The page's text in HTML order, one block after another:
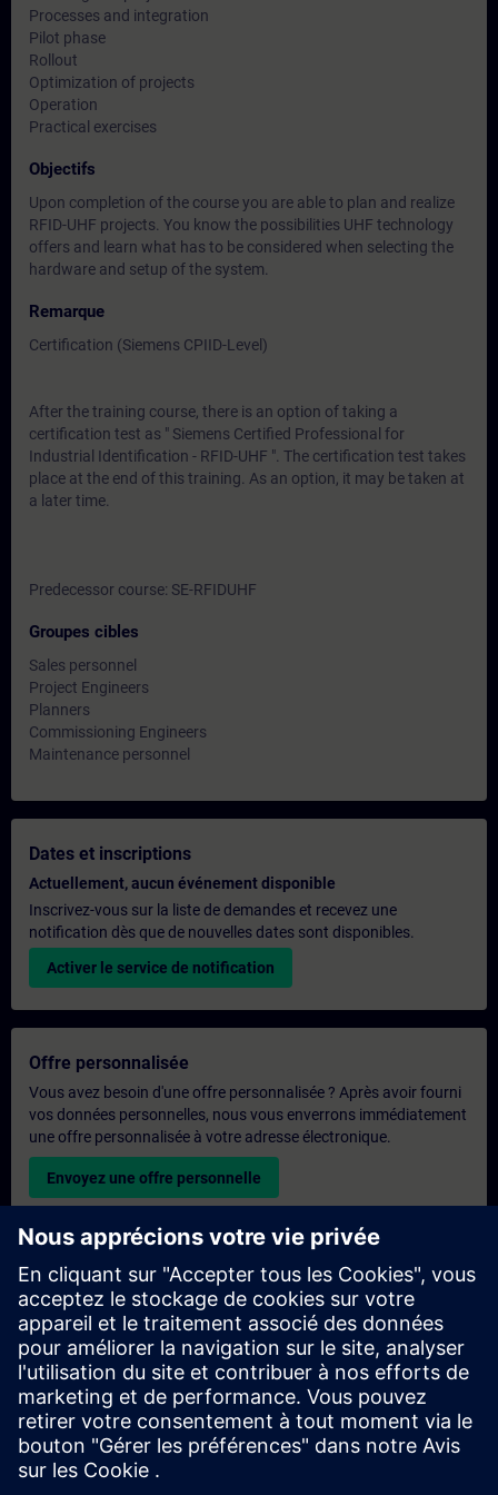
Processes and integration
Pilot phase
Rollout
Optimization of projects
Operation
Practical exercises
Objectifs
Upon completion of the course you are able to plan and realize
RFID-UHF projects. You know the possibilities UHF technology
offers and learn what has to be considered when selecting the
hardware and setup of the system.
Remarque
Certification (Siemens CPIID-Level)
After the training course, there is an option of taking a
certification test as " Siemens Certified Professional for
Industrial Identification - RFID-UHF ". The certification test takes
place at the end of this training. As an option, it may be taken at
a later time.
Predecessor course: SE-RFIDUHF
Groupes cibles
Sales personnel
Project Engineers
Planners
Commissioning Engineers
Maintenance personnel
Dates et inscriptions
Actuellement, aucun événement disponible
Inscrivez-vous sur la liste de demandes et recevez une
notification dès que de nouvelles dates sont disponibles.
Activer le service de notification
Offre personnalisée
Vous avez besoin d'une offre personnalisée ? Après avoir fourni
vos données personnelles, nous vous enverrons immédiatement
une offre personnalisée à votre adresse électronique.
Envoyez une offre personnelle
Demande de formation exclusive
Veuillez remplir le formulaire ci-dessous si vous souhaitez
obtenir un devis pour une formation exclusive, que ce soit sur
site, en ligne ou dans notre centre de formation SITRAIN. Ce
type de demande convient aux groupes plus importants (6
personnes ou plus). Après avoir fourni vos coordonnées et vos
besoins en matière de formation, vous recevrez un devis de
notre part.
Demander un devis exclusif